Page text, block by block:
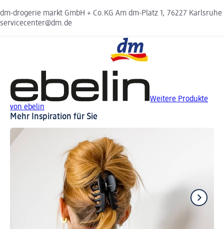
dm-drogerie markt GmbH + Co.KG Am dm-Platz 1, 76227 Karlsruhe
servicecenter@dm.de
Weitere Produkte
von ebelin
Mehr Inspiration für Sie